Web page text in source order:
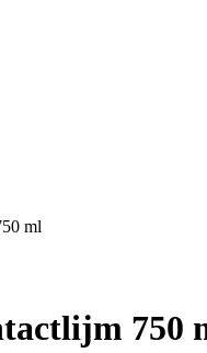
ml
750